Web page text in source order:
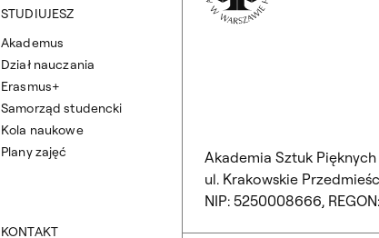
STUDIUJESZ
Akademus
Dział nauczania
Erasmus+
Samorząd studencki
Kola naukowe
Plany zajęć
KONTAKT
Akademia Sztuk
ul. Krakowskie
NIP: 5250008666,